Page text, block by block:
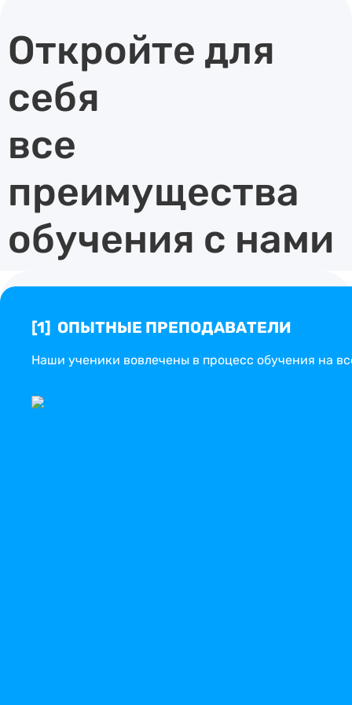
Откройте для
себя
все
преимущества
обучения с нами
[1] ОПЫТНЫЕ ПРЕПОДАВАТЕЛИ
Наши ученики вовлечены в процесс обучения на